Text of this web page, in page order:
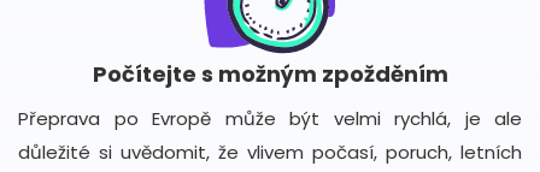
Počítejte s možným zpožděním
Přeprava po Evropě může být velmi rychlá, je ale
důležité si uvědomit, že vlivem počasí, poruch, letních